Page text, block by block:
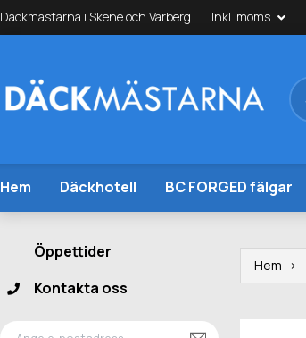
Däckmästarna i Skene och Varberg Inkl. moms
Hem Däckhotell BC FORGED fälgar
Öppettider
Kontakta oss
Hem